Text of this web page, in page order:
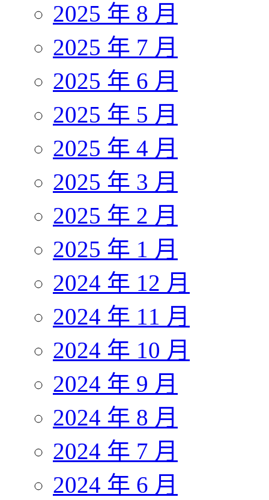
2025 年 8 月
2025 年 7 月
2025 年 6 月
2025 年 5 月
2025 年 4 月
2025 年 3 月
2025 年 2 月
2025 年 1 月
2024 年 12 月
2024 年 11 月
2024 年 10 月
2024 年 9 月
2024 年 8 月
2024 年 7 月
2024 年 6 月